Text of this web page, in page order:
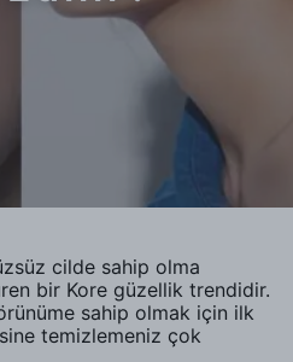
cilde sahip olma
bir Kore güzellik trendidir.
sahip olmak için ilk
temizlemeniz çok